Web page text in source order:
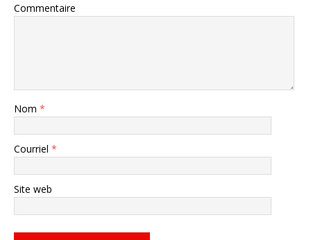
Commentaire
Nom *
Courriel *
Site web